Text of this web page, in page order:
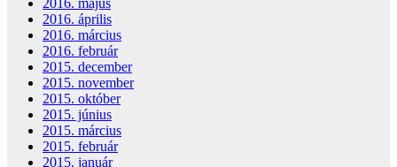
2016. április
2016. március
2016. február
2015. december
2015. november
2015. október
2015. június
2015. március
2015. február
2015. január